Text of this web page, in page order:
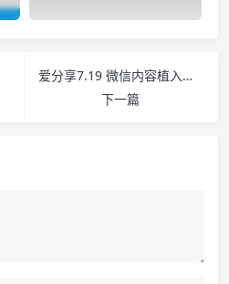
爱分享7.19 微信内容植入源码最新版
下一篇